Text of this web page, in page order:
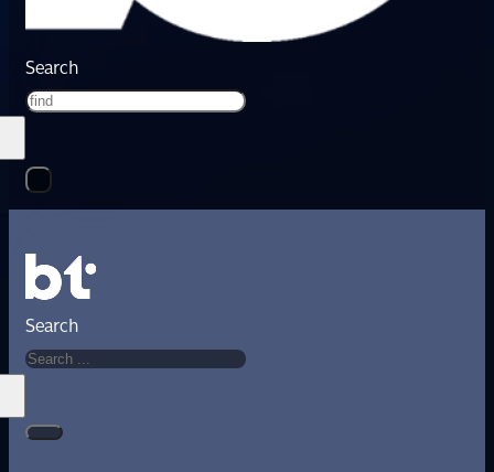
Search
Search